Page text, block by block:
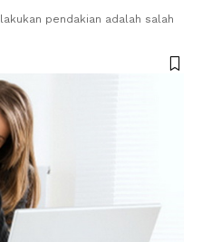
pendakian adalah salah